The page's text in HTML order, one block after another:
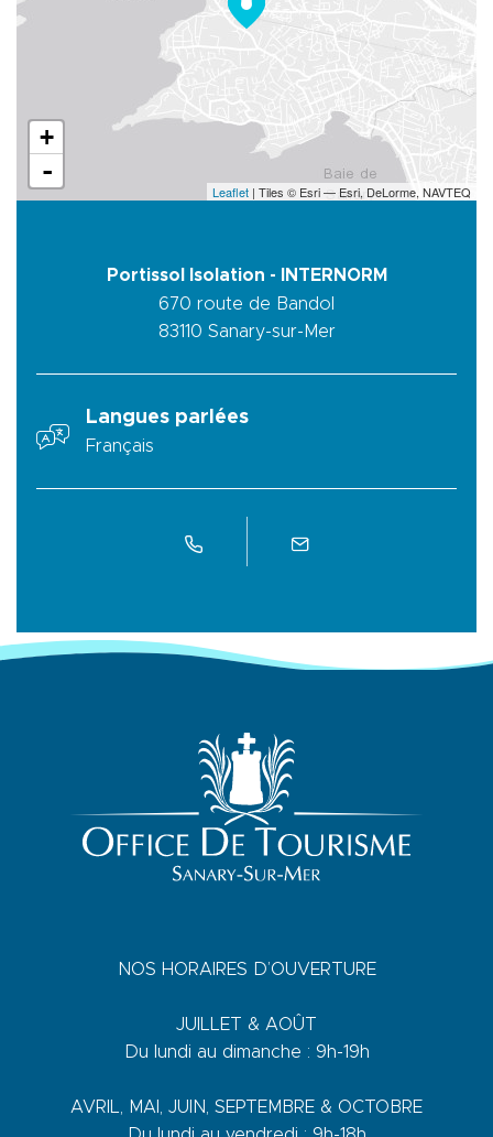
+
-
Leaflet | Tiles © Esri — Esri, DeLorme, NAVTEQ
Portissol Isolation - INTERNORM
670 route de Bandol
83110 Sanary-sur-Mer
Langues parlées
Français
NOS HORAIRES D’OUVERTURE
JUILLET & AOÛT
Du lundi au dimanche : 9h-19h
AVRIL, MAI, JUIN, SEPTEMBRE & OCTOBRE